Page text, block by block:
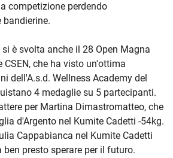
competizione perdendo
bandierine.
è svolta anche il 28 Open Magna
CSEN, che ha visto un'ottima
dell'A.s.d. Wellness Academy del
4 medaglie su 5 partecipanti.
per Martina Dimastromatteo, che
d'Argento nel Kumite Cadetti -54kg.
Cappabianca nel Kumite Cadetti
presto sperare per il futuro.